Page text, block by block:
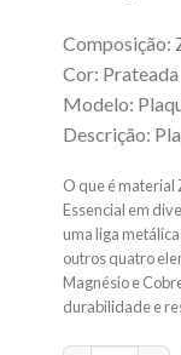
Composição:
Cor: Prateada
Modelo:
Descrição:
O que é material
Essencial em
uma liga
outros quatro
Magnésio e
durabilidade e